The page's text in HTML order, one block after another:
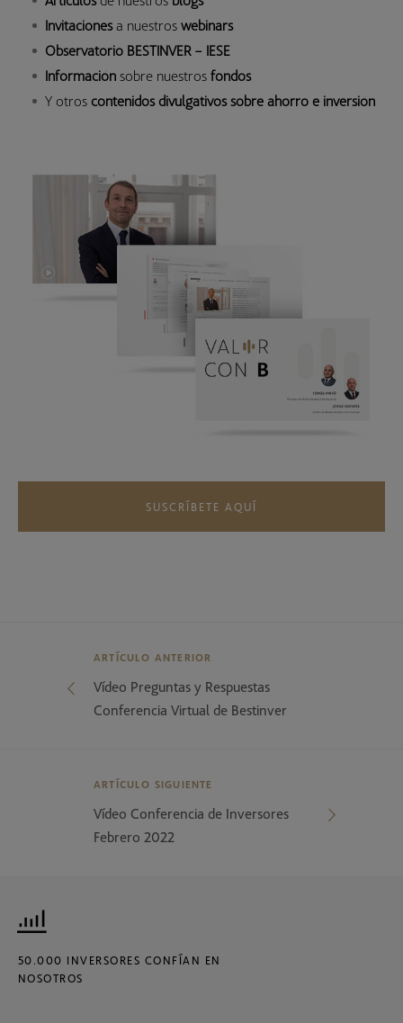
Invitacionesa nuestros webinars
Observatorio BESTINVER – IESE
Información sobre nuestros fondos
Y otros contenidos divulgativos sobre ahorro e inversión
SUSCRÍBETE AQUÍ
ARTÍCULO ANTERIOR
Vídeo Preguntas y Respuestas
Conferencia Virtual de Bestinver
ARTÍCULO SIGUIENTE
Vídeo Conferencia de Inversores
Febrero 2022
50.000 INVERSORES CONFÍAN EN
NOSOTROS